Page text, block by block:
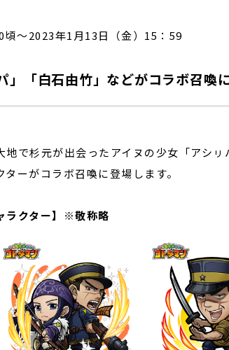
～2023年1月13日（金）15：59
「白石由竹」などがコラボ召喚
地で杉元が出会ったアイヌの少女「アシ
ーがコラボ召喚に登場します。
ラクター】※敬称略